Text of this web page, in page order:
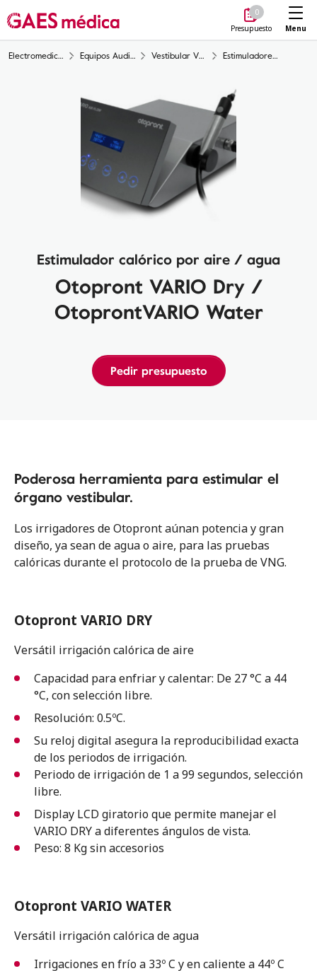
0
Presupuesto Menu
Electromedicina Equipos Audiología Vestibular VNG Estimuladores aire Otopront VARIO Dry / Agua Otopront VARIO Water
Estimulador calórico por aire / agua
Otopront VARIO Dry /
OtoprontVARIO Water
Pedir presupuesto
Poderosa herramienta para estimular el
órgano vestibular.
Los irrigadores de Otopront aúnan potencia y gran
diseño, ya sean de agua o aire, para las pruebas
calóricas durante el protocolo de la prueba de VNG.
Otopront VARIO DRY
Versátil irrigación calórica de aire
Capacidad para enfriar y calentar: De 27 °C a 44
°C, con selección libre.
Resolución: 0.5ºC.
Su reloj digital asegura la reproducibilidad exacta
de los periodos de irrigación.
Periodo de irrigación de 1 a 99 segundos, selección
libre.
Display LCD giratorio que permite manejar el
VARIO DRY a diferentes ángulos de vista.
Peso: 8 Kg sin accesorios
Otopront VARIO WATER
Versátil irrigación calórica de agua
Irrigaciones en frío a 33º C y en caliente a 44º C